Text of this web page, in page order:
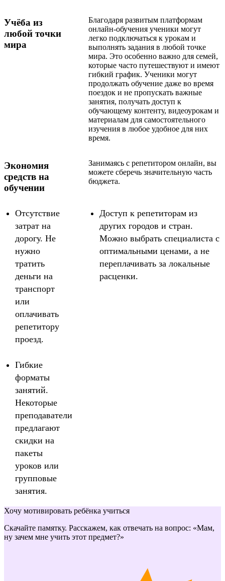
Учёба из
любой точки
мира
Благодаря развитым платформам
онлайн-обучения ученики могут
легко подключаться к урокам и
выполнять задания в любой точке
мира. Это особенно важно для семей,
которые часто путешествуют и имеют
гибкий график. Ученики могут
продолжать обучение даже во время
поездок и не пропускать важные
занятия, получать доступ к
обучающему контенту, видеоурокам и
материалам для самостоятельного
изучения в любое удобное для них
время.
Экономия
средств на
обучении
Занимаясь с репетитором онлайн, вы
можете сберечь значительную часть
бюджета.
Отсутствие
затрат на
дорогу. Не
нужно
тратить
деньги на
транспорт
или
оплачивать
репетитору
проезд.
Доступ к репетиторам из
других городов и стран.
Можно выбрать специалиста с
оптимальными ценами, а не
переплачивать за локальные
расценки.
Гибкие
форматы
занятий.
Некоторые
преподаватели
предлагают
скидки на
пакеты
уроков или
групповые
занятия.
Хочу мотивировать ребёнка учиться
Скачайте памятку. Расскажем, как отвечать на вопрос: «Мам,
ну зачем мне учить этот предмет?»